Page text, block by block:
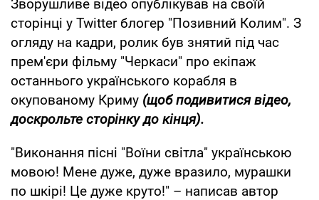
Зворушливе відео опублікував на своїй
сторінці у Twitter блогер "Позивний Колим". З
огляду на кадри, ролик був знятий під час
прем'єри фільму "Черкаси" про екіпаж
останнього українського корабля в
окупованому Криму (щоб подивитися відео,
доскрольте сторінку до кінця).
"Виконання пісні "Воїни світла" українською
мовою! Мене дуже, дуже вразило, мурашки
по шкірі! Це дуже круто!" – написав автор